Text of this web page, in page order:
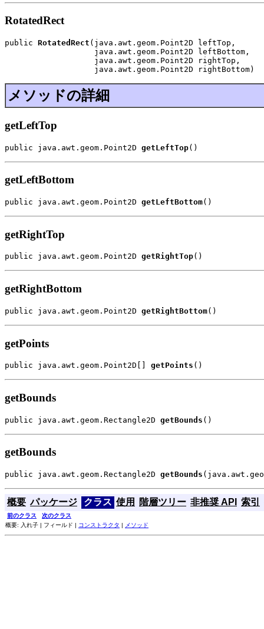
RotatedRect
public RotatedRect (java.awt.geom.Point2D leftTop,
                   java.awt.geom.Point2D leftBottom,
                   java.awt.geom.Point2D rightTop,
                   java.awt.geom.Point2D rightBottom)
メソッドの詳細
getLeftTop
public java.awt.geom.Point2D getLeftTop()
getLeftBottom
public java.awt.geom.Point2D getLeftBottom()
getRightTop
public java.awt.geom.Point2D getRightTop()
getRightBottom
public java.awt.geom.Point2D getRightBottom()
getPoints
public java.awt.geom.Point2D[] getPoints ()
getBounds
public java.awt.geom.Rectangle2D getBounds ()
getBounds
public java.awt.geom.Rectangle2D getBounds
概要 パッケージ クラス 使用 階層ツリー 非推奨 API 索引
前のクラス
次のクラス
概要: 入れ子 | フィールド | コンストラクタ | メソッド